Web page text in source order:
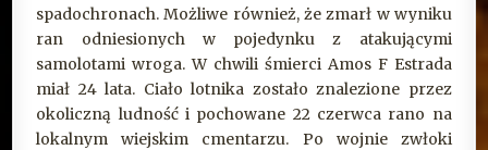
spadochronach. Możliwe również, że zmarł w wyniku
ran odniesionych w pojedynku z atakującymi
samolotami wroga. W chwili śmierci Amos F Estrada
miał 24 lata. Ciało lotnika zostało znalezione przez
okoliczną ludność i pochowane 22 czerwca rano na
lokalnym wiejskim cmentarzu. Po wojnie zwłoki